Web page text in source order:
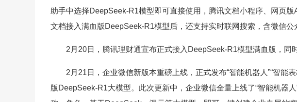
助手中选择DeepSeek-R1模型即可直接使用，腾讯文档小程序、网页
文档接入满血版DeepSeek-R1模型后，还支持实时联网搜索，含微信公
2月20日，腾讯理财通宣布正式接入DeepSeek-R1模型满血版，同
2月21日，企业微信新版本重磅上线，正式发布“智能机器人”“智能
版DeepSeek-R1大模型。此次更新中，企业微信全量上线了“智能机器